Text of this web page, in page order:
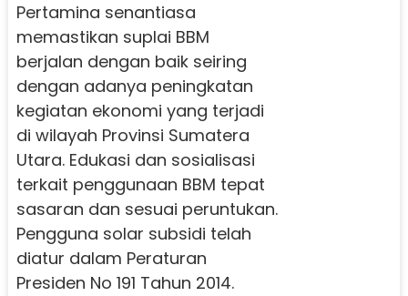
Pertamina senantiasa
memastikan suplai BBM
berjalan dengan baik seiring
dengan adanya peningkatan
kegiatan ekonomi yang terjadi
di wilayah Provinsi Sumatera
Utara. Edukasi dan sosialisasi
terkait penggunaan BBM tepat
sasaran dan sesuai peruntukan.
Pengguna solar subsidi telah
diatur dalam Peraturan
Presiden No 191 Tahun 2014.